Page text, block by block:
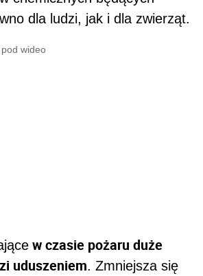
dla ludzi, jak i dla zwierząt.
pod wideo
w czasie pożaru duże
uduszeniem. Zmniejsza się